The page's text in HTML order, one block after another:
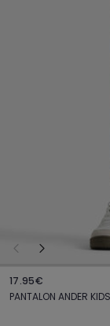
17.95€
PANTALON ANDER